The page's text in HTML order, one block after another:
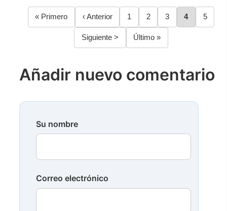
Paginación
Primera
página
« Primero
Página
anterior
‹ Anterior Página
1 Página
2 Página
3 Página
4 Página
5
Siguiente
página
Siguiente >
Última
página
Último »
Añadir nuevo comentario
Su nombre
Correo electrónico